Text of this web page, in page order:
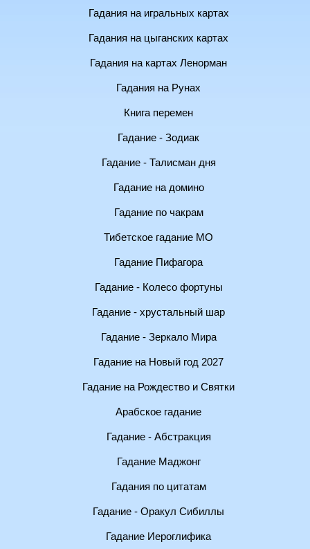
Гадания на игральных картах
Гадания на цыганских картах
Гадания на картах Ленорман
Гадания на Рунах
Книга перемен
Гадание - Зодиак
Гадание - Талисман дня
Гадание на домино
Гадание по чакрам
Тибетское гадание МО
Гадание Пифагора
Гадание - Колесо фортуны
Гадание - хрустальный шар
Гадание - Зеркало Мира
Гадание на Новый год 2027
Гадание на Рождество и Святки
Арабское гадание
Гадание - Абстракция
Гадание Маджонг
Гадания по цитатам
Гадание - Оракул Сибиллы
Гадание Иероглифика